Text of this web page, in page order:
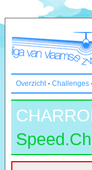
Overzicht- Challenges